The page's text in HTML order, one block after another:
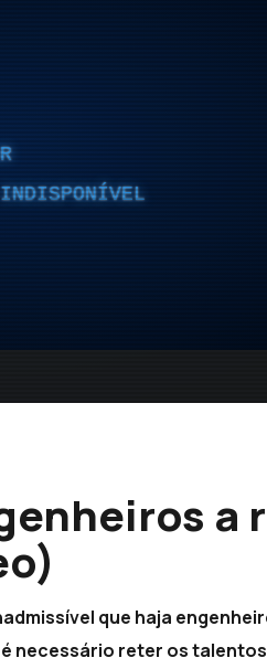
INDISPONÍVEL
a
que haja
necessário reter os